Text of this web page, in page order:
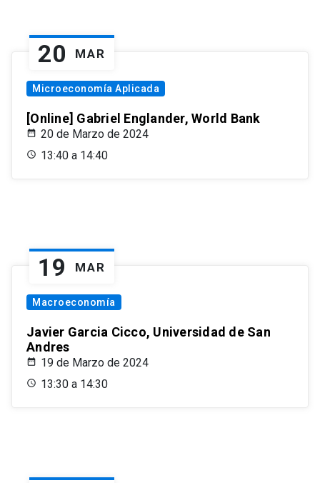
20 MAR
Microeconomía Aplicada
[Online] Gabriel Englander, World Bank
20 de Marzo de 2024
13:40 a 14:40
19 MAR
Macroeconomía
Javier Garcia Cicco, Universidad de San
Andres
19 de Marzo de 2024
13:30 a 14:30